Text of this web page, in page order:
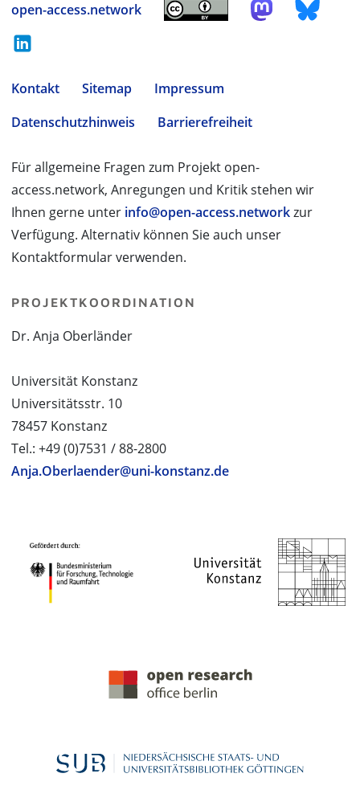
open-access.network
Kontakt Sitemap
Impressum
Datenschutzhinweis
Barrierefreiheit
Für allgemeine Fragen zum Projekt open-
access.network, Anregungen und Kritik stehen wir
Ihnen gerne unter info@open-access.networkzur
Verfügung. Alternativ können Sie auch unser
Kontaktformular verwenden.
PROJEKTKOORDINATION
Dr. Anja Oberländer
Universität Konstanz
Universitätsstr. 10
78457 Konstanz
Tel.: +49 (0)7531 / 88-2800
Anja.Oberlaender@uni-konstanz.de